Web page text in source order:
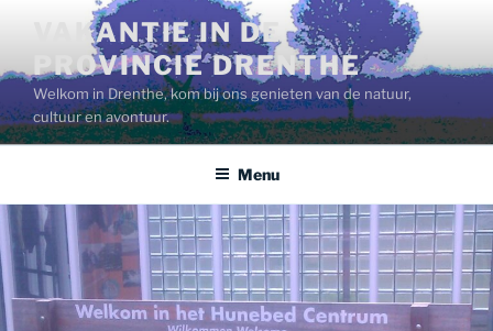
inhoud
VAKANTIE IN DE
PROVINCIE DRENTHE
Welkom in Drenthe, kom bij ons genieten van de natuur,
cultuur en avontuur.
Menu